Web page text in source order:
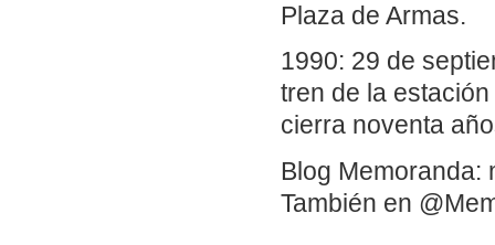
Plaza de Armas.
1990: 29 de
tren de la
cierra noventa
Blog Memoranda:
También en